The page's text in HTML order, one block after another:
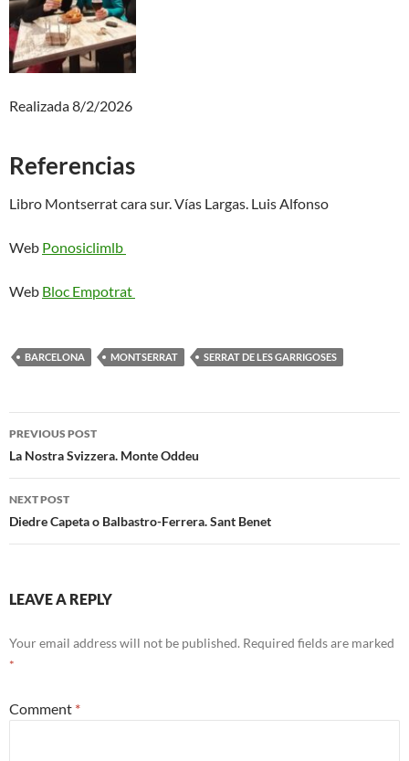
Realizada 8/2/2026
Referencias
Libro Montserrat cara sur. Vías Largas. Luis Alfonso
Web Ponosiclimlb
Web Bloc Empotrat
BARCELONA MONTSERRAT SERRAT DE LES GARRIGOSES
Post
navigation
PREVIOUS POST
La Nostra Svizzera. Monte Oddeu
NEXT POST
Diedre Capeta o Balbastro-Ferrera. Sant Benet
LEAVE A REPLY
Your email address will not be published. Required fields are marked
*
Comment *